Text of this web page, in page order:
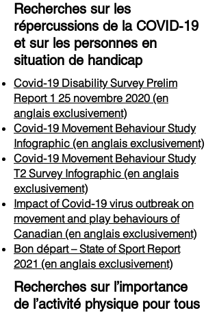
Recherches sur les
répercussions de la COVID-19
et sur les personnes en
situation de handicap
Covid-19 Disability Survey Prelim
Report 1 25 novembre 2020 (en
anglais exclusivement)
Covid-19 Movement Behaviour Study
Infographic (en anglais exclusivement)
Covid-19 Movement Behaviour Study
T2 Survey Infographic (en anglais
exclusivement)
Impact of Covid-19 virus outbreak on
movement and play behaviours of
Canadian (en anglais exclusivement)
Bon départ – State of Sport Report
2021 (en anglais exclusivement)
Recherches sur l’importance
de l’activité physique pour tous